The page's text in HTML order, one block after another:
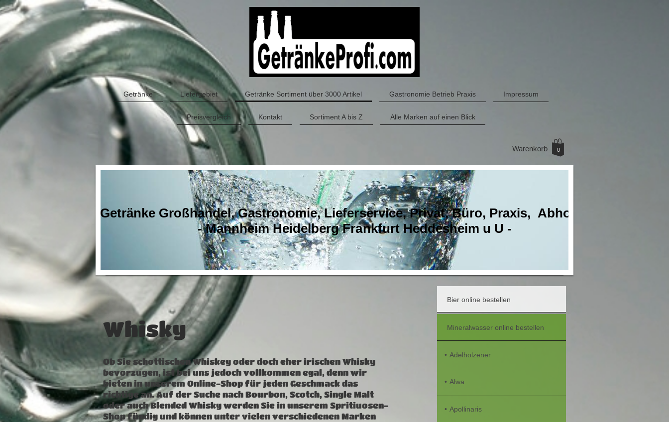
Getränke Liefergebiet Getränke Sortiment über 3000 Artikel Gastronomie Betrieb Praxis Impressum
Preisvergleich Kontakt Sortiment A bis Z Alle Marken auf einen Blick
0
Warenkorb
Getränke Großhandel, Gastronomie, Lieferservice, Privat, Büro, Praxis, Abholmarkt
- Mannheim Heidelberg Frankfurt Heddesheim u U -
Whisky
Ob Sie schottischen Whiskey oder doch eher irischen Whisky
bevorzugen, ist bei uns jedoch vollkommen egal, denn wir
bieten in unserem Online-Shop für jeden Geschmack das
richtige an. Auf der Suche nach Bourbon, Scotch, Single Malt
oder auch Blended Whisky werden Sie in unserem Spritiuosen-
Shop fündig und können unter vielen verschiedenen Marken
Bier online bestellen
Mineralwasser online bestellen
Adelholzener
Alwa
Apollinaris